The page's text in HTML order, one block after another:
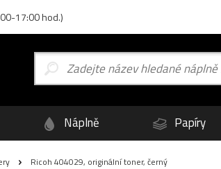
17:00 hod.)
Náplně Papíry
Ricoh 404029, originální toner, černý